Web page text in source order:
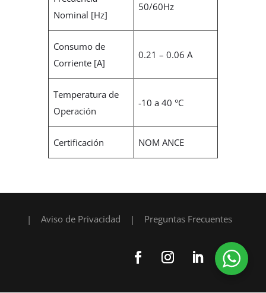
Nominal [Hz]
50/60Hz
Consumo de
Corriente [A]
0.21 – 0.06 A
Temperatura de
Operación
-10 a 40 °C
Certificación NOM ANCE
| Aviso de Privacidad | Preguntas Frecuentes